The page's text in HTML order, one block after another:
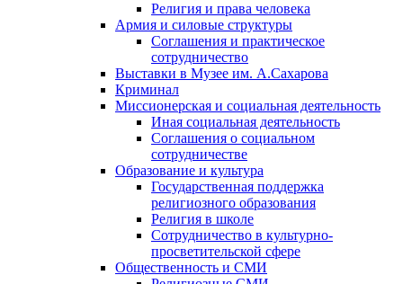
Религия и права человека
Армия и силовые структуры
Соглашения и практическое
сотрудничество
Выставки в Музее им. А.Сахарова
Криминал
Миссионерская и социальная деятельность
Иная социальная деятельность
Соглашения о социальном
сотрудничестве
Образование и культура
Государственная поддержка
религиозного образования
Религия в школе
Сотрудничество в культурно-
просветительской сфере
Общественность и СМИ